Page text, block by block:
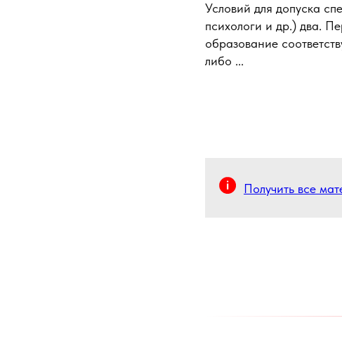
Условий для допуска
психологи и др.) два.
образование
либо ...
Получить все